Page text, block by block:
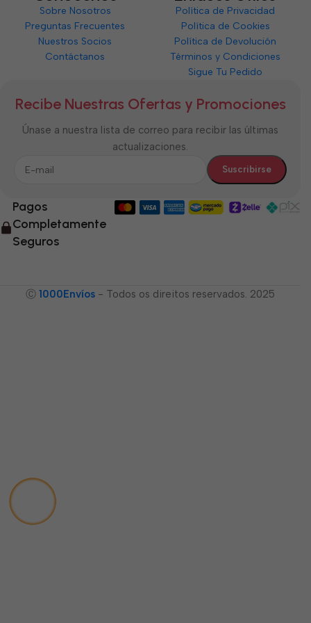
Sobre Nosotros
Preguntas Frecuentes
Nuestros Socios
Contáctanos
Política de Privacidad
Política de Cookies
Política de Devolución
Términos y Condiciones
Sigue Tu Pedido
Recibe Nuestras Ofertas y Promociones
Únase a nuestra lista de correo para recibir las últimas
actualizaciones.
Pagos
Completamente
Seguros
Ⓒ 1000Envíos - Todos os direitos reservados. 2025